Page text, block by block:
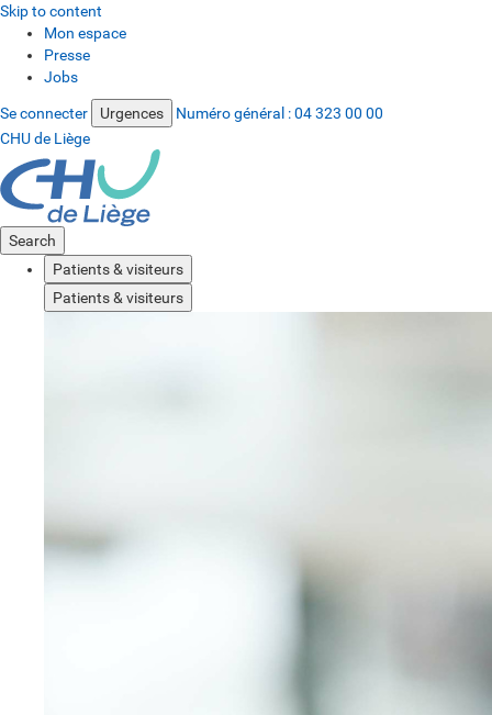
Skip to content
Mon espace
Presse
Jobs
Se connecter Urgences Numéro général :04 323 00 00
CHU de Liège
Search
Patients & visiteurs
Patients & visiteurs